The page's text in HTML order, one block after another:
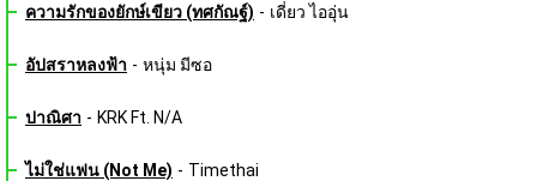
ความรักของยักษ์เขียว (ทศกัณฐ์) - เดี่ยว ไออุ่น
อัปสราหลงฟ้า - หนุ่ม มีซอ
ปาณิศา - KRK Ft. N/A
ไม่ใช่แฟน (Not Me) - Timethai